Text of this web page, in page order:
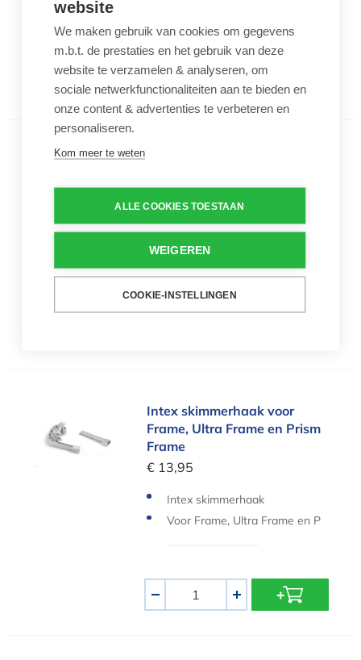
Aantal
- +
Intex slang met adapter voor skimmer
€ 10,95
Slang met adapter of aansluit
stuk voor skimmer
Van het merk Intex
Intex skimmerhaak voor Frame, Ultra Frame en
Intex skimmerhaak voor
Frame, Ultra Frame en Prism
Frame
€ 13,95
Intex skimmerhaak
Voor Frame, Ultra Frame en P
+
website
We maken gebruik van cookies om gegevens
m.b.t. de prestaties en het gebruik van deze
website te verzamelen & analyseren, om
sociale netwerkfunctionaliteiten aan te bieden en
onze content & advertenties te verbeteren en
personaliseren.
Kom meer te weten
ALLE COOKIES TOESTAAN
WEIGEREN
COOKIE-INSTELLINGEN